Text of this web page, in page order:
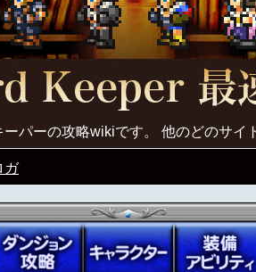
パーの攻略wikiです。 他のどのサイ
ガ